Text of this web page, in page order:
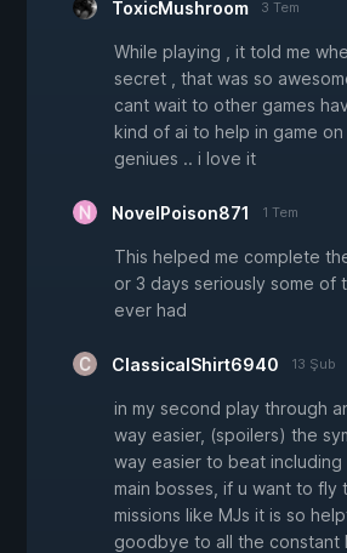
ToxicMushroom 3 Tem
While playing , it told me
secret , that was so
cant wait to other games
kind of ai to help in game
geniues .. i love it
NovelPoison871 1 Tem
This helped me complete
or 3 days seriously some of
ever had
ClassicalShirt6940 13 Şub
in my second play through
way easier, (spoilers) the
way easier to beat including
main bosses, if u want to fly
missions like MJs it is so
goodbye to all the constant